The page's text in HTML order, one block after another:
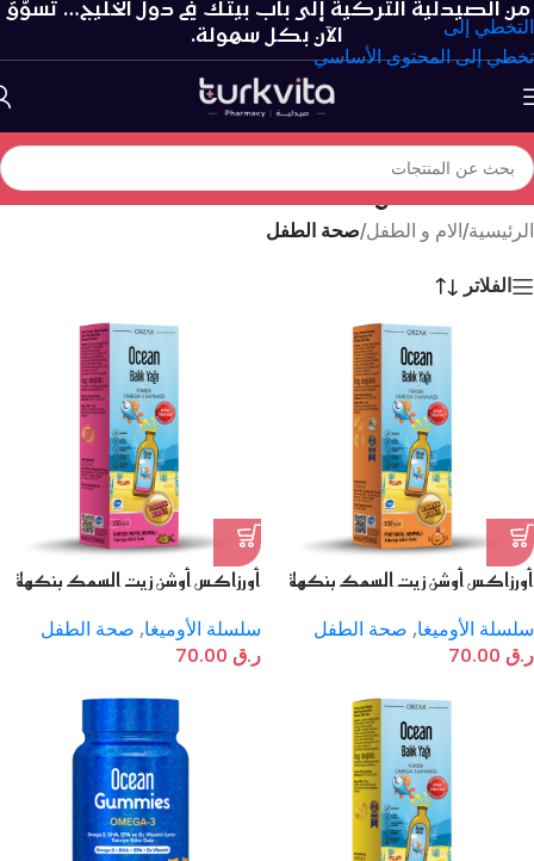
التخطي إلى
تخطي إلى المحتوى الأساسي
من الصيدلية التركية إلى باب بيتك في دول الخليج… تسوّق
الآن بكل سهولة.
صحة الطفل
الرئيسية/الام و الطفل/صحة الطفل
الفلاتر
أورزاكس أوشن زيت السمك بنكهة
سلسلة الأوميغا, صحة الطفل
ر.ق
أورزاكس أوشن زيت السمك بنكهة
سلسلة الأوميغا, صحة الطفل
ر.ق